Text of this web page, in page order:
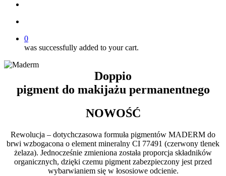
0
was successfully added to your cart.
Doppio
pigment do makijażu permanentnego
NOWOŚĆ
Rewolucja – dotychczasowa formuła pigmentów MADERM do
brwi wzbogacona o element mineralny CI 77491 (czerwony tlenek
żelaza). Jednocześnie zmieniona została proporcja składników
organicznych, dzięki czemu pigment zabezpieczony jest przed
wybarwianiem się w łososiowe odcienie.